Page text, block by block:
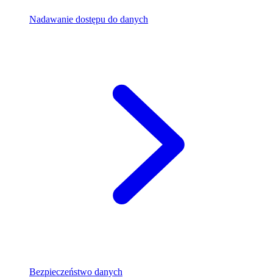
Nadawanie dostępu do danych
Bezpieczeństwo danych